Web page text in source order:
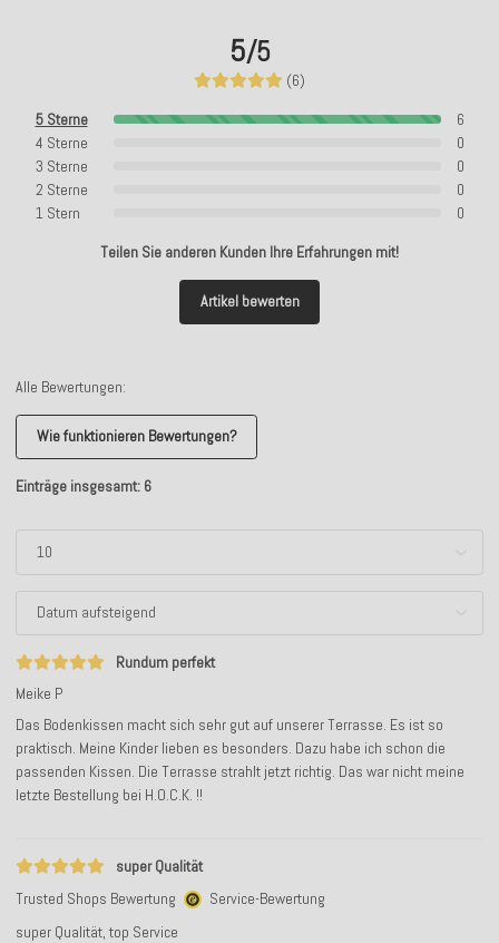
5/5
(6)
5 Sterne
6
4 Sterne
0
3 Sterne
0
2 Sterne
0
1 Stern
0
Teilen Sie anderen Kunden Ihre Erfahrungen mit!
Artikel bewerten
Alle Bewertungen:
Wie funktionieren Bewertungen?
Einträge insgesamt: 6
Rundum perfekt
Meike P
Das Bodenkissen macht sich sehr gut auf unserer Terrasse. Es ist so
praktisch. Meine Kinder lieben es besonders. Dazu habe ich schon die
passenden Kissen. Die Terrasse strahlt jetzt richtig. Das war nicht meine
letzte Bestellung bei H.O.C.K. !!
super Qualität
Trusted Shops Bewertung
Service-Bewertung
super Qualität, top Service